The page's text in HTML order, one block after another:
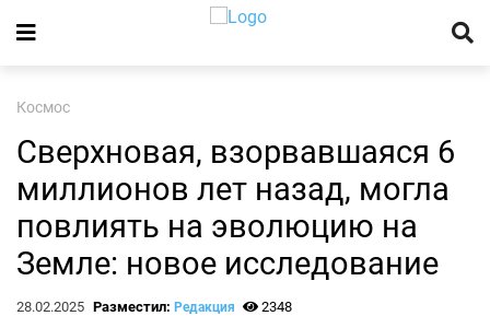
Космос
Сверхновая, взорвавшаяся 6
миллионов лет назад, могла
повлиять на эволюцию на
Земле: новое исследование
28.02.2025 Разместил: Редакция 2348